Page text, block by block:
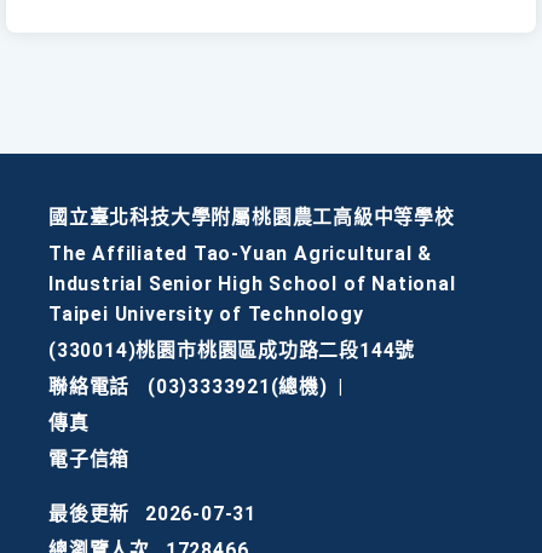
國立臺北科技大學附屬桃園農工高級中等學校
The Affiliated Tao-Yuan Agricultural &
Industrial Senior High School of National
Taipei University of Technology
(330014)桃園市桃園區成功路二段144號
聯絡電話
(03)3333921(總機)
傳真
電子信箱
最後更新
2026-07-31